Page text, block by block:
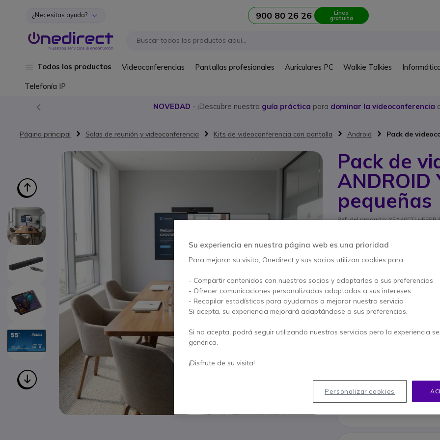
Ir al contenido
¿Necesitas ayuda? 900 80 26 26 Linea
gratuita
Todos los productos Videoconferencias Pantallas profesionales Auriculares PC Walkie Talkies
Telefonía IP
NOVEDAD - ¡Descubre nuestra guía práctica para dominar la videoconferencia
Página principal Salas de reunión y videoconferencia Kits de videoconferencia con pantalla Android Pack de
Pack de
pequeñas
Ref. del producto: YEA40CTLH55SR
Kit de
de 55 pulgadas y
personas).
AHORRA 1.305,39 €
4040,60 €
2735,21 € s/Iva- 3.309,60 €
Cantidad
Yealink
CTP25
Saltar al final de la galería de imágenes
Su experiencia en nuestra página web es una prioridad
Para mejorar su visita, Onedirect y sus socios utilizan cookies para:
- Compartir contenidos con nuestros socios y adaptarlos a sus preferencias
- Ofrecer comunicaciones personalizadas adaptadas a sus intereses
- Recopilar estadísticas para ayudarnos a mejorar nuestro servicio
Si acepta, su experiencia mejorará adaptándose a sus preferencias.
Si no acepta, podrá seguir utilizando nuestros servicios pero la experiencia
genérica.
¡Disfrute de su visita!
Personalizar cookies